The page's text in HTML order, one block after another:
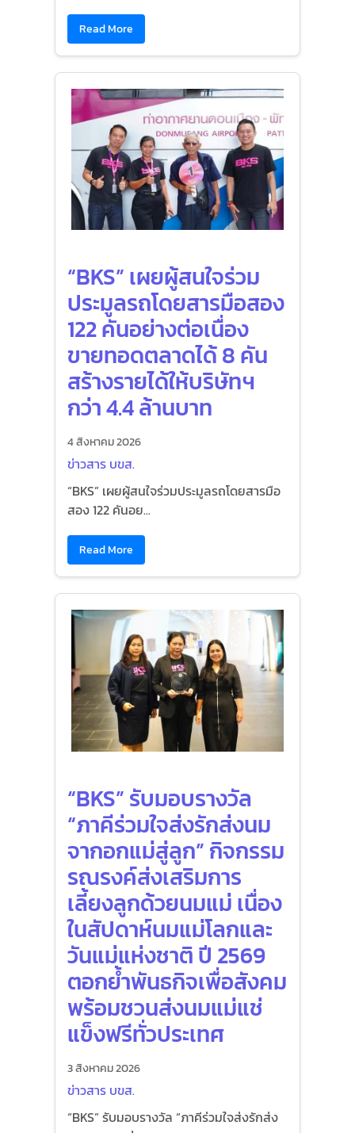
Read More
“BKS” เผยผู้สนใจร่วม
ประมูลรถโดยสารมือสอง
122 คันอย่างต่อเนื่อง
ขายทอดตลาดได้ 8 คัน
สร้างรายได้ให้บริษัทฯ
กว่า 4.4 ล้านบาท
4 สิงหาคม 2026
ข่าวสาร บขส.
“BKS” เผยผู้สนใจร่วมประมูลรถโดยสารมือ
สอง 122 คันอย...
Read More
“BKS” รับมอบรางวัล
“ภาคีร่วมใจส่งรักส่งนม
จากอกแม่สู่ลูก” กิจกรรม
รณรงค์ส่งเสริมการ
เลี้ยงลูกด้วยนมแม่ เนื่อง
ในสัปดาห์นมแม่โลกและ
วันแม่แห่งชาติ ปี 2569
ตอกย้ำพันธกิจเพื่อสังคม
พร้อมชวนส่งนมแม่แช่
แข็งฟรีทั่วประเทศ
3 สิงหาคม 2026
ข่าวสาร บขส.
“BKS” รับมอบรางวัล “ภาคีร่วมใจส่งรักส่ง